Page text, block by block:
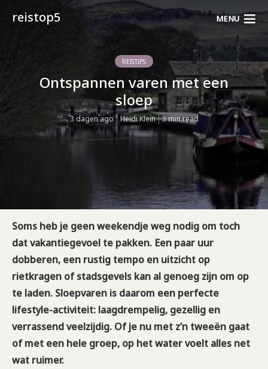
reistop5 MENU
REISTIPS
Ontspannen varen met een
sloep
3 dagen ago Heidi Klein 3 min read
Soms heb je geen weekendje weg nodig om toch
dat vakantiegevoel te pakken. Een paar uur
dobberen, een rustig tempo en uitzicht op
rietkragen of stadsgevels kan al genoeg zijn om op
te laden. Sloepvaren is daarom een perfecte
lifestyle-activiteit: laagdrempelig, gezellig en
verrassend veelzijdig. Of je nu met z’n tweeën gaat
of met een hele groep, op het water voelt alles net
wat ruimer.